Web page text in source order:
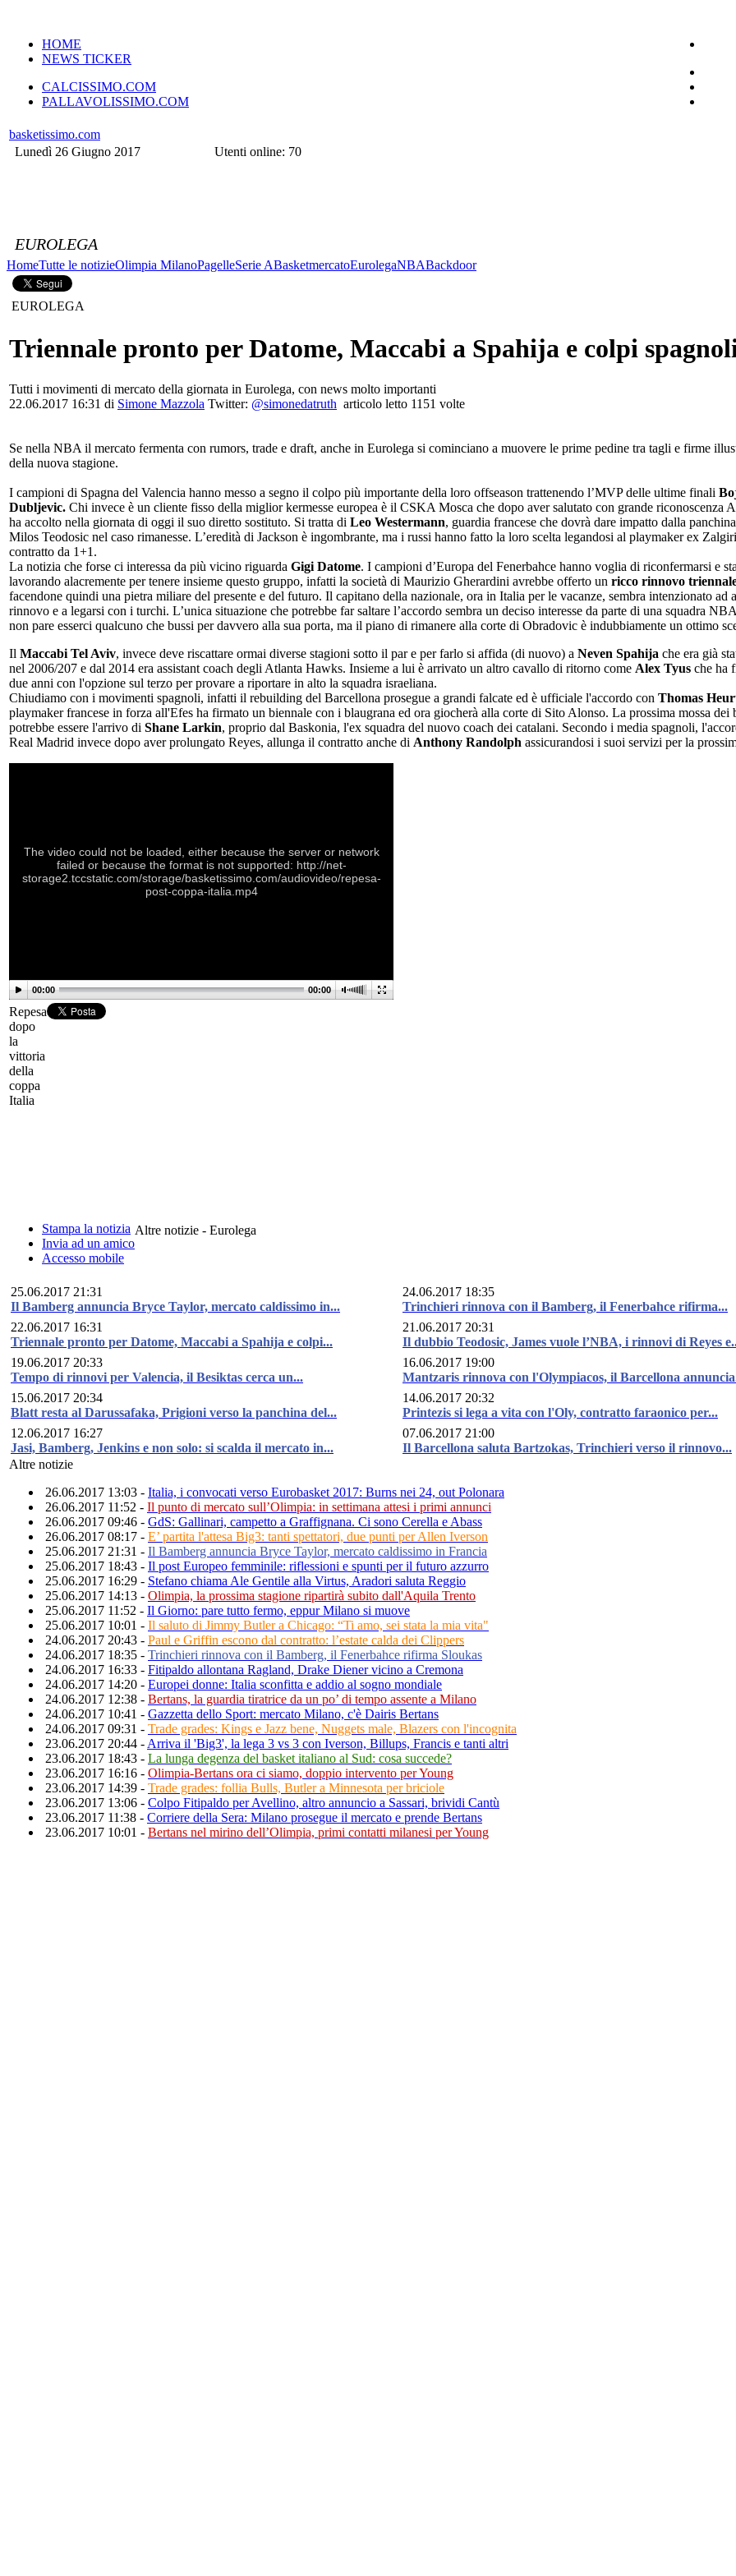
HOME
NEWS TICKER
CALCISSIMO.COM
PALLAVOLISSIMO.COM
basketissimo.com
Lunedì 26 Giugno 2017
Utenti online: 70
EUROLEGA
HomeTutte le notizieOlimpia MilanoPagelleSerie ABasketmercatoEurolegaNBABackdoor
EUROLEGA
Triennale pronto per Datome, Maccabi a Spahija e colpi
Tutti i movimenti di mercato della giornata in Eurolega, con news molto importanti
22.06.2017 16:31 di Simone Mazzola Twitter: @simonedatruth articolo letto 1151 volte
Se nella NBA il mercato fermenta con rumors, trade e draft, anche in Eurolega si cominciano a muovere le prime pedine tra tagli e firme
della nuova stagione.
I campioni di Spagna del Valencia hanno messo a segno il colpo più importante della loro offseason trattenendo l’MVP delle ultime finali
Dubljevic. Chi invece è un cliente fisso della miglior kermesse europea è il CSKA Mosca che dopo aver salutato con grande riconoscenza
ha accolto nella giornata di oggi il suo diretto sostituto. Si tratta di Leo Westermann, guardia francese che dovrà dare impatto dalla
Milos Teodosic nel caso rimanesse. L’eredità di Jackson è ingombrante, ma i russi hanno fatto la loro scelta legandosi al playmaker ex
contratto da 1+1.
La notizia che forse ci interessa da più vicino riguarda Gigi Datome. I campioni d’Europa del Fenerbahce hanno voglia di riconfermarsi e
lavorando alacremente per tenere insieme questo gruppo, infatti la società di Maurizio Gherardini avrebbe offerto un ricco rinnovo
facendone quindi una pietra miliare del presente e del futuro. Il capitano della nazionale, ora in Italia per le vacanze, sembra intenzionato ad
rinnovo e a legarsi con i turchi. L’unica situazione che potrebbe far saltare l’accordo sembra un deciso interesse da parte di una squadra
non pare esserci qualcuno che bussi per davvero alla sua porta, ma il piano di rimanere alla corte di Obradovic è indubbiamente un ottimo
Il Maccabi Tel Aviv, invece deve riscattare ormai diverse stagioni sotto il par e per farlo si affida (di nuovo) a Neven Spahija che era già
nel 2006/207 e dal 2014 era assistant coach degli Atlanta Hawks. Insieme a lui è arrivato un altro cavallo di ritorno come Alex Tyus che ha
due anni con l'opzione sul terzo per provare a riportare in alto la squadra israeliana.
Chiudiamo con i movimenti spagnoli, infatti il rebuilding del Barcellona prosegue a grandi falcate ed è ufficiale l'accordo con Thomas
playmaker francese in forza all'Efes ha firmato un biennale con i blaugrana ed ora giocherà alla corte di Sito Alonso. La prossima mossa dei
potrebbe essere l'arrivo di Shane Larkin, proprio dal Baskonia, l'ex squadra del nuovo coach dei catalani. Secondo i media spagnoli,
Real Madrid invece dopo aver prolungato Reyes, allunga il contratto anche di Anthony Randolph assicurandosi i suoi servizi per la
The video could not be loaded, either because the server or network
failed or because the format is not supported: http://net-
storage2.tccstatic.com/storage/basketissimo.com/audiovideo/repesa-
post-coppa-italia.mp4
00:00 00:00
Repesa
dopo
la
vittoria
della
coppa
Italia
Stampa la notizia
Invia ad un amico
Accesso mobile
Altre notizie - Eurolega
25.06.2017 21:31
Il Bamberg annuncia Bryce Taylor, mercato caldissimo in...
24.06.2017 18:35
Trinchieri rinnova con il Bamberg, il Fenerbahce rifirma...
22.06.2017 16:31
Triennale pronto per Datome, Maccabi a Spahija e colpi...
21.06.2017 20:31
Il dubbio Teodosic, James vuole l’NBA, i rinnovi di Reyes
19.06.2017 20:33
Tempo di rinnovi per Valencia, il Besiktas cerca un...
16.06.2017 19:00
Mantzaris rinnova con l'Olympiacos, il Barcellona
15.06.2017 20:34
Blatt resta al Darussafaka, Prigioni verso la panchina del...
14.06.2017 20:32
Printezis si lega a vita con l'Oly, contratto faraonico per...
12.06.2017 16:27
Jasi, Bamberg, Jenkins e non solo: si scalda il mercato in...
07.06.2017 21:00
Il Barcellona saluta Bartzokas, Trinchieri verso il rinnovo...
Altre notizie
26.06.2017 13:03 - Italia, i convocati verso Eurobasket 2017: Burns nei 24, out Polonara
26.06.2017 11:52 - Il punto di mercato sull’Olimpia: in settimana attesi i primi annunci
26.06.2017 09:46 - GdS: Gallinari, campetto a Graffignana. Ci sono Cerella e Abass
26.06.2017 08:17 - E’ partita l'attesa Big3: tanti spettatori, due punti per Allen Iverson
25.06.2017 21:31 - Il Bamberg annuncia Bryce Taylor, mercato caldissimo in Francia
25.06.2017 18:43 - Il post Europeo femminile: riflessioni e spunti per il futuro azzurro
25.06.2017 16:29 - Stefano chiama Ale Gentile alla Virtus, Aradori saluta Reggio
25.06.2017 14:13 - Olimpia, la prossima stagione ripartirà subito dall'Aquila Trento
25.06.2017 11:52 - Il Giorno: pare tutto fermo, eppur Milano si muove
25.06.2017 10:01 - Il saluto di Jimmy Butler a Chicago: “Ti amo, sei stata la mia vita"
24.06.2017 20:43 - Paul e Griffin escono dal contratto: l’estate calda dei Clippers
24.06.2017 18:35 - Trinchieri rinnova con il Bamberg, il Fenerbahce rifirma Sloukas
24.06.2017 16:33 - Fitipaldo allontana Ragland, Drake Diener vicino a Cremona
24.06.2017 14:20 - Europei donne: Italia sconfitta e addio al sogno mondiale
24.06.2017 12:38 - Bertans, la guardia tiratrice da un po’ di tempo assente a Milano
24.06.2017 10:41 - Gazzetta dello Sport: mercato Milano, c'è Dairis Bertans
24.06.2017 09:31 - Trade grades: Kings e Jazz bene, Nuggets male, Blazers con l'incognita
23.06.2017 20:44 - Arriva il 'Big3', la lega 3 vs 3 con Iverson, Billups, Francis e tanti altri
23.06.2017 18:43 - La lunga degenza del basket italiano al Sud: cosa succede?
23.06.2017 16:16 - Olimpia-Bertans ora ci siamo, doppio intervento per Young
23.06.2017 14:39 - Trade grades: follia Bulls, Butler a Minnesota per briciole
23.06.2017 13:06 - Colpo Fitipaldo per Avellino, altro annuncio a Sassari, brividi Cantù
23.06.2017 11:38 - Corriere della Sera: Milano prosegue il mercato e prende Bertans
23.06.2017 10:01 - Bertans nel mirino dell’Olimpia, primi contatti milanesi per Young